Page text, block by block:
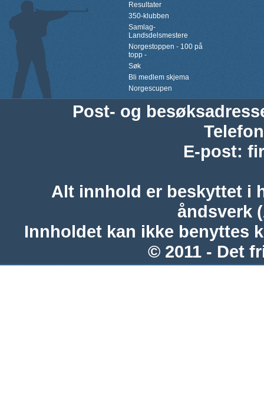
Resultater
350-klubben
Samlag-
Landsdelsmestere
Norgestoppen - 100 på
topp -
Søk
Bli medlem skjema
Norgescupen
Post- og
Telefon
E-post:
Alt innhold er beskyttet i
åndsverk
Innholdet kan ikke benyttes
© 2011 - Det